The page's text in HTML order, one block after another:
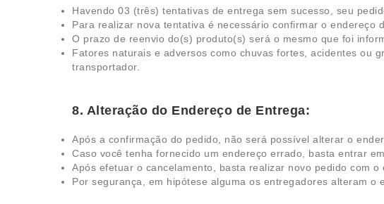
Havendo 03 (três) tentativas de entrega sem sucesso, seu
Para realizar nova tentativa é necessário confirmar o endereço
O prazo de reenvio do(s) produto(s) será o mesmo que foi
Fatores naturais e adversos como chuvas fortes, acidentes ou
transportador.
8. Alteração do Endereço de Entrega:
Após a confirmação do pedido, não será possível alterar o
Caso você tenha fornecido um endereço errado, basta entrar
Após efetuar o cancelamento, basta realizar novo pedido com o
Por segurança, em hipótese alguma os entregadores alteram o